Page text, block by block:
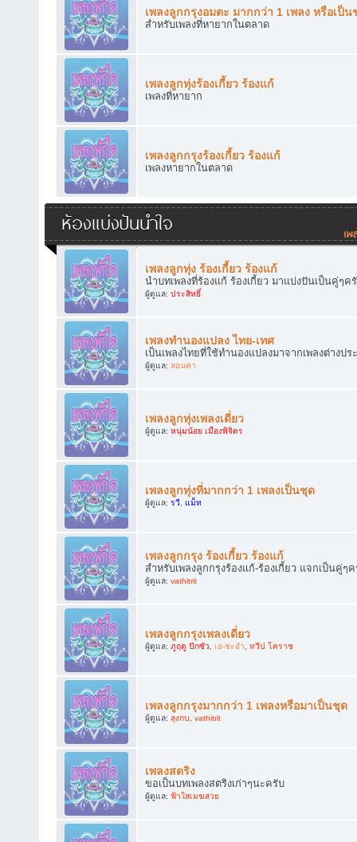
เพลงลูกกรุงอมตะ มากกว่า 1 เพลง หรือเป็น
สำหรับเพลงที่หายากในตลาด
เพลงลูกทุ่งร้องเกี้ยว ร้องแก้
เพลงที่หายาก
เพลงลูกกรุงร้องเกี้ยว ร้องแก้
เพลงหายากในตลาด
ห้องแบ่งปันน้ำใจ
เพลงลูกทุ่ง ร้องเกี้ยว ร้องแก้
นำบทเพลงที่ร้องแก้ ร้องเกี้ยว มาแบ่งปันเป็นคู่ๆค
ผู้ดูแล: ประสิทธิ์
เพลงทำนองแปลง ไทย-เทศ
เป็นเพลงไทยที่ใช้ทำนองแปลงมาจากเพลงต่างป
ผู้ดูแล: สอนคา
เพลงลูกทุ่งเพลงเดี่ยว
ผู้ดูแล: หนุ่มน้อย เมืองพิจิตร
เพลงลูกทุ่งที่มากกว่า 1 เพลงเป็นชุด
ผู้ดูแล: รวี, แม็ท
เพลงลูกกรุง ร้องเกี้ยว ร้องแก้
สำหรับเพลงลูกกรุงร้องแก้-ร้องเกี้ยว แจกเป็นคู่ๆ
ผู้ดูแล: vathitrit
เพลงลูกกรุงเพลงเดี่ยว
ผู้ดูแล: ภูฤดู ปักซัว, เอ-ชะอำ, ทวีป โคราช
เพลงลูกกรุงมากกว่า 1 เพลงหรือมาเป็นชุด
ผู้ดูแล: ลุงกบ, vathitrit
เพลงสตริง
ขอเป็นบทเพลงสตริงเก่าๆนะครับ
ผู้ดูแล: ฟ้าใสเมฆสวย